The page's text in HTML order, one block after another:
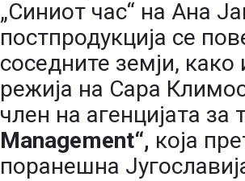
„Синиот час“ на Ана
постпродукција се
соседните земји,
режија на Сара
член на агенцијата за
Management“, која
поранешна